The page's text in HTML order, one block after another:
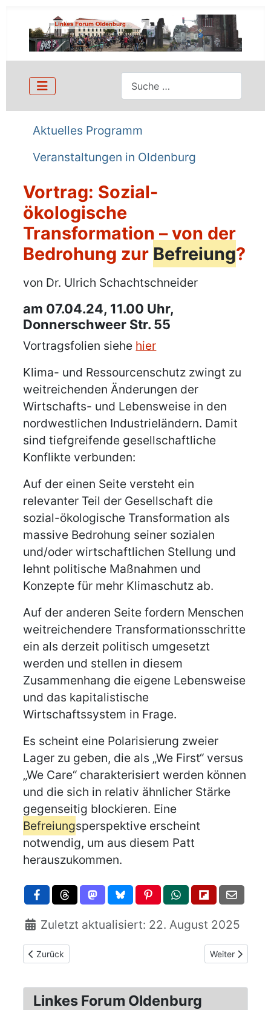
Suchen
Aktuelles Programm
Veranstaltungen in Oldenburg
Vortrag: Sozial-
ökologische
Transformation – von der
Bedrohung zur Befreiung?
Details
von Dr. Ulrich Schachtschneider
am 07.04.24, 11.00 Uhr,
Donnerschweer Str. 55
Vortragsfolien siehe hier
Klima- und Ressourcenschutz zwingt zu
weitreichenden Änderungen der
Wirtschafts- und Lebensweise in den
nordwestlichen Industrieländern. Damit
sind tiefgreifende gesellschaftliche
Konflikte verbunden:
Auf der einen Seite versteht ein
relevanter Teil der Gesellschaft die
sozial-ökologische Transformation als
massive Bedrohung seiner sozialen
und/oder wirtschaftlichen Stellung und
lehnt politische Maßnahmen und
Konzepte für mehr Klimaschutz ab.
Auf der anderen Seite fordern Menschen
weitreichendere Transformationsschritte
ein als derzeit politisch umgesetzt
werden und stellen in diesem
Zusammenhang die eigene Lebensweise
und das kapitalistische
Wirtschaftssystem in Frage.
Es scheint eine Polarisierung zweier
Lager zu geben, die als „We First“ versus
„We Care“ charakterisiert werden können
und die sich in relativ ähnlicher Stärke
gegenseitig blockieren. Eine
Befreiungsperspektive erscheint
notwendig, um aus diesem Patt
herauszukommen.
Zuletzt aktualisiert: 22. August 2025
Vorheriger Beitrag: Vortrag und Diskussion:
Zurück Nächster
Weiter
Linkes Forum Oldenburg